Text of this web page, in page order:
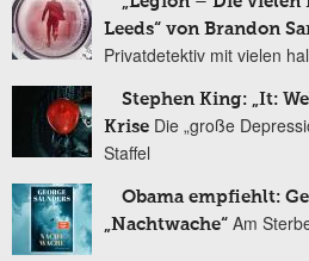
Leeds“ von Brandon
Privatdetektiv mit vielen
Stephen King: „It:
Krise Die „große
Staffel
Obama empfiehlt:
„Nachtwache“ Am